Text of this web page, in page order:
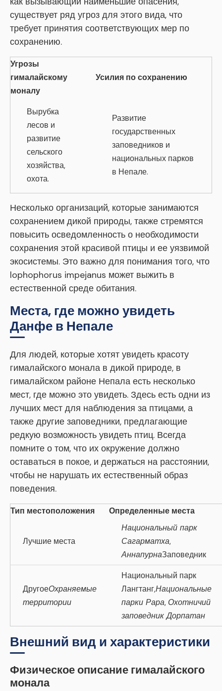
существует ряд угроз для этого вида, что
требует принятия соответствующих мер по
сохранению.
Угрозы
гималайскому
моналу
Усилия по сохранению
Вырубка
лесов и
развитие
сельского
хозяйства,
охота.
Развитие
государственных
заповедников и
национальных парков
в Непале.
Несколько организаций, которые занимаются
сохранением дикой природы, также стремятся
повысить осведомленность о необходимости
сохранения этой красивой птицы и ее уязвимой
экосистемы. Это важно для понимания того, что
lophophorus impejanus может выжить в
естественной среде обитания.
Места, где можно увидеть
Данфе в Непале
Для людей, которые хотят увидеть красоту
гималайского монала в дикой природе, в
гималайском районе Непала есть несколько
мест, где можно это увидеть. Здесь есть одни из
лучших мест для наблюдения за птицами, а
также другие заповедники, предлагающие
редкую возможность увидеть птиц. Всегда
помните о том, что их окружение должно
оставаться в покое, и держаться на расстоянии,
чтобы не нарушать их естественный образ
поведения.
Тип местоположения Определенные места
Лучшие места
Национальный парк
Сагарматха,
АннапурнаЗаповедник
ДругоеОхраняемые
территории
Национальный парк
Лангтанг,Национальные
парки Рара, Охотничий
заповедник Дорпатан
Внешний вид и характеристики
Физическое описание гималайского
монала